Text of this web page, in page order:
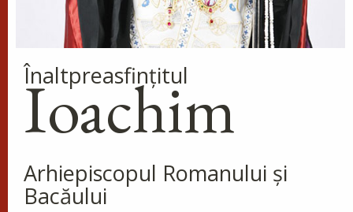
Sfântul Cuvios Mucenic
Dometie Persul
Cuviosul Dometie intrând într-o
peșteră, petrecea acolo săvârșind
multe minuni cu numele lui
veneau la dânsul și îi aducea de...
Înaltpreasfinţitul
Ioachim
Arhiepiscopul Romanului și
Bacăului